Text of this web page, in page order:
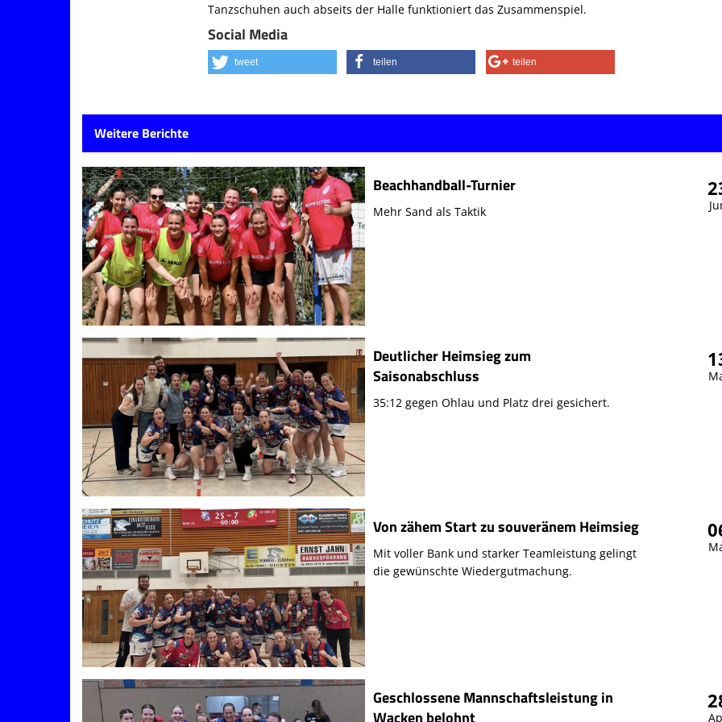
Tanzschuhen auch abseits der Halle funktioniert das Zusammenspiel.
Social Media
tweet teilen teilen
Weitere Berichte
Beachhandball-Turnier
Mehr Sand als Taktik
Deutlicher Heimsieg zum
Saisonabschluss
35:12 gegen Ohlau und Platz drei gesichert.
Von zähem Start zu souveränem Heimsieg
Mit voller Bank und starker Teamleistung gelingt
die gewünschte Wiedergutmachung.
Geschlossene Mannschaftsleistung in
Wacken belohnt